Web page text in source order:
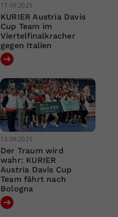
17.09.2025
KURIER Austria Davis
Cup Team im
Viertelfinalkracher
gegen Italien
13.09.2025
Der Traum wird
wahr: KURIER
Austria Davis Cup
Team fährt nach
Bologna